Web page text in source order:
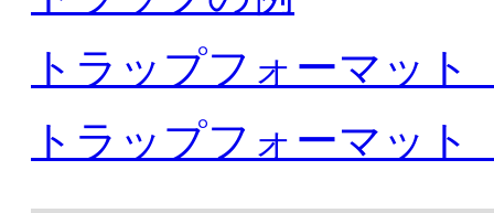
トラップフォーマット
トラップフォーマット